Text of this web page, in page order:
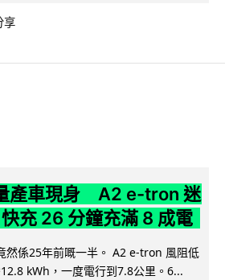
享
產車現身 A2 e-tron 迷
充 26 分鐘充滿 8 成電
然係25年前嘅一半。 A2 e-tron 風阻低
kWh，一度電行到7.8公里。6...